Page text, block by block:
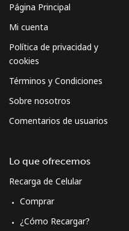
Página Principal
Mi cuenta
Política de privacidad y
cookies
Términos y Condiciones
Sobre nosotros
Comentarios de usuarios
Lo que ofrecemos
Recarga de Celular
Comprar
¿Cómo Recargar?